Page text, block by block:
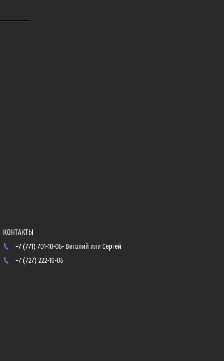
+7 (771) 701-10-05 Виталий или Сергей
+7 (727) 222-16-05